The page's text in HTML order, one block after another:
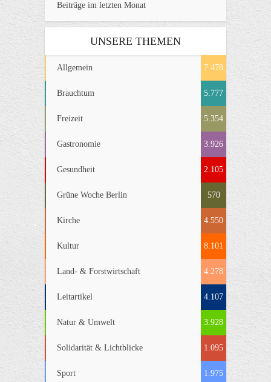
Beiträge im letzten Monat
UNSERE THEMEN
Allgemein 7.478
Brauchtum 5.777
Freizeit 5.354
Gastronomie 3.926
Gesundheit 2.105
Grüne Woche Berlin 570
Kirche 4.550
Kultur 8.101
Land- & Forstwirtschaft 4.278
Leitartikel 4.107
Natur & Umwelt 3.928
Solidarität & Lichtblicke 1.095
Sport 1.975